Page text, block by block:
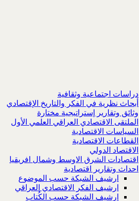
دراسات اجتماعية وثقافية
أبحاث نظرية في الفكر والتاريخ الإقتصادي
وثائق وتقارير إستراتيجية مختارة
الملتقى الاقتصادي العراقي العلمي الأول
السياسات الاقتصادية
القطاعات الاقتصادية
الاقتصاد الدولي
اقتصادات الشرق الاوسط وشمال افريقيا
احداث وتقارير اقتصادية
ارشيف الشبكة حسب الموضوع
ارشيف الفكر الاقتصادي العراقي
ارشيف الشبكة حسب الكُتاب